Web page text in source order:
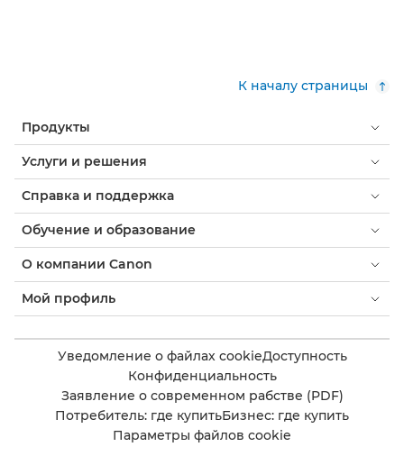
К началу страницы
Продукты
Услуги и решения
Справка и поддержка
Обучение и образование
О компании Canon
Мой профиль
Уведомление о файлах cookieДоступность
Конфиденциальность
Заявление о современном рабстве (PDF)
Потребитель: где купитьБизнес: где купить
Параметры файлов cookie